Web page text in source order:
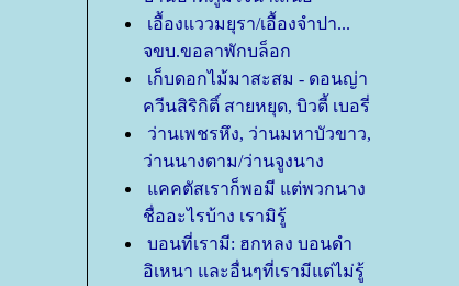
เอื้องแววมยุรา/เอื้องจำปา...
จขบ.ขอลาพักบล็อก
เก็บดอกไม้มาสะสม - ดอนญ่า
ควีนสิริกิติ์ สายหยุด, บิวตี้ เบอรี่
ว่านเพชรหึง, ว่านมหาบัวขาว,
ว่านนางตาม/ว่านจูงนาง
คคตัสเราก็พอมี แต่พวกนาง
ชื่ออะไรบ้าง เรามิรู้
บอนที่เรามี: ฮกหลง บอนดำ
อิเหนา และอื่นๆที่เรามีแต่ไม่รู้